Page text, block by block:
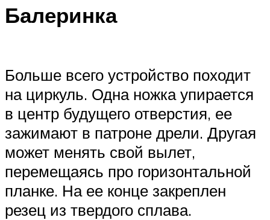
Балеринка
Больше всего устройство походит
на циркуль. Одна ножка упирается
в центр будущего отверстия, ее
зажимают в патроне дрели. Другая
может менять свой вылет,
перемещаясь про горизонтальной
планке. На ее конце закреплен
резец из твердого сплава.